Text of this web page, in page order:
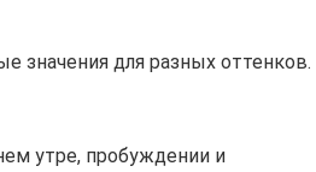
значения для разных оттенков.
утре, пробуждении и